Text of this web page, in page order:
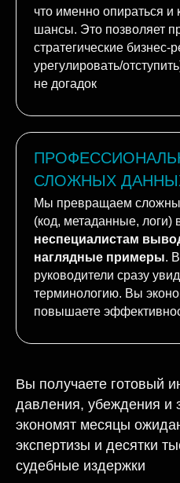
объективную оценку:
что именно опираться и
шансы. Это позволяет
стратегические бизнес-
урегулировать/
СЛОЖНЫХ
Мы превращаем сложные
(код, метаданные, логи)
неспециалистам
наглядные примеры.
руководители сразу
терминологию. Вы
Вы получаете готовый
давления, убеждения и
экономят месяцы
экспертизы и десятки